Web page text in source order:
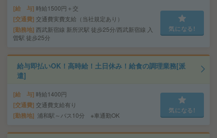
給 与 時給1500円＋交
交通費 交通費実費支給（当社規定あり）
勤務地 西武新宿線 新所沢駅 徒歩25分/西武新宿線 入
曽駅 徒歩25分
気になる!
給与即払いOK！高時給！土日休み！給食の調理業務[派
遣]
給 与 時給1400円
交通費 交通費支給有り
勤務地 浦和駅～バス10分 ※車通勤OK
気になる!